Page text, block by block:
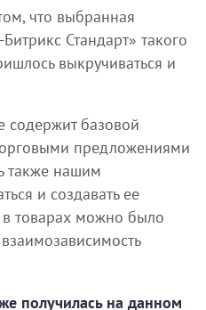
что выбранная
Стандарт» такого
выкручиваться и
содержит базовой
предложениями
также нашим
и создавать ее
в товарах можно было
получилась на данном